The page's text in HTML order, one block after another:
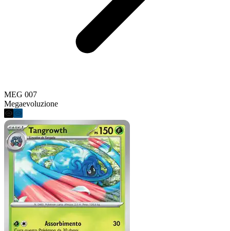
MEG 007
Megaevoluzione